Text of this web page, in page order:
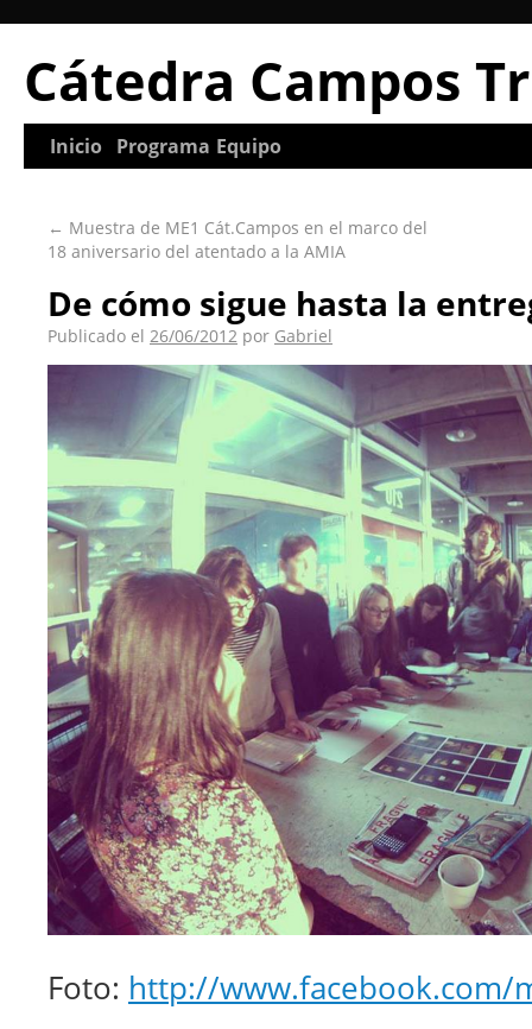
Cátedra Campos
Inicio Programa Equipo
← Muestra de ME1 Cát.Campos en el marco del
18 aniversario del atentado a la AMIA
De cómo sigue hasta la
Publicado el 26/06/2012 por Gabriel
Foto: http://www.facebook.com/